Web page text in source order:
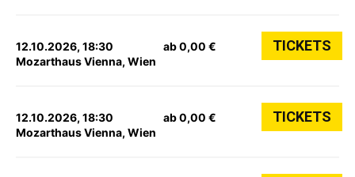
12.10.2026, 18:30
Mozarthaus Vienna, Wien
ab 0,00 € TICKETS
12.10.2026, 18:30
Mozarthaus Vienna, Wien
ab 0,00 € TICKETS